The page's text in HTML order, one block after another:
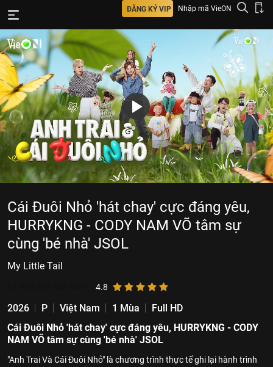
ĐĂNG KÝ VIP Nhập mã VieON
Cái Đuôi Nhỏ 'hát chay' cực đáng yêu,
HURRYKNG - CODY NAM VÕ tâm sự
cùng 'bé nhà' JSOL
My Little Tail
4.8
2026 P Việt Nam 1 Mùa
Full HD
Cái Đuôi Nhỏ 'hát chay' cực đáng yêu, HURRYKNG - CODY
NAM VÕ tâm sự cùng 'bé nhà' JSOL
"Anh Trai Và Cái Đuôi Nhỏ" là chương trình thực tế ghi lại hành trình